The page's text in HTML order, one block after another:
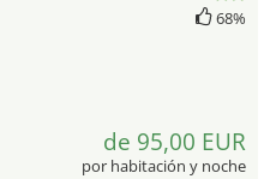
68%
de 95,00 EUR
por habitación y noche